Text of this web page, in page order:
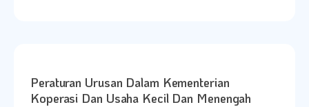
Peraturan Urusan Dalam Kementerian
Koperasi Dan Usaha Kecil Dan Menengah